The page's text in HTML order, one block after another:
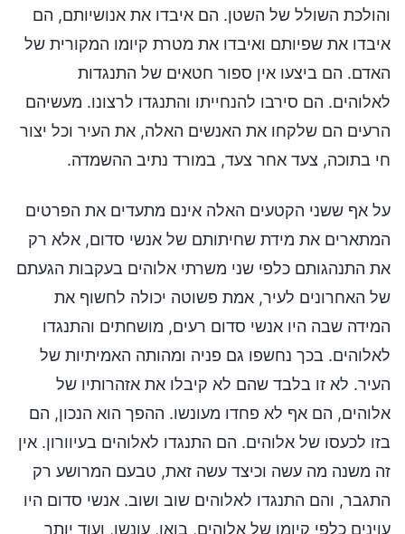
והולכת השולל של השטן. הם איבדו את אנושיותם, הם
איבדו את שפיותם ואיבדו את מטרת קיומו המקורית של
האדם. הם ביצעו אין ספור חטאים של התנגדות
לאלוהים. הם סירבו להנחייתו והתנגדו לרצונו. מעשיהם
הרעים הם שלקחו את האנשים האלה, את העיר וכל יצור
חי בתוכה, צעד אחר צעד, במורד נתיב ההשמדה.
על אף ששני הקטעים האלה אינם מתעדים את הפרטים
המתארים את מידת שחיתותם של אנשי סדום, אלא רק
את התנהגותם כלפי שני משרתי אלוהים בעקבות הגעתם
של האחרונים לעיר, אמת פשוטה יכולה לחשוף את
המידה שבה היו אנשי סדום רעים, מושחתים והתנגדו
לאלוהים. בכך נחשפו גם פניה ומהותה האמיתיות של
העיר. לא זו בלבד שהם לא קיבלו את אזהרותיו של
אלוהים, הם אף לא פחדו מעונשו. ההפך הוא הנכון, הם
בזו לכעסו של אלוהים. הם התנגדו לאלוהים בעיוורון. אין
זה משנה מה עשה וכיצד עשה זאת, טבעם המרושע רק
התגבר, והם התנגדו לאלוהים שוב ושוב. אנשי סדום היו
עוינים כלפי קיומו של אלוהים, בואו, עונשו, ועוד יותר